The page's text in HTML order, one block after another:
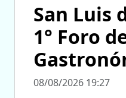
San Luis
1° Foro
08/08/2026 19:27